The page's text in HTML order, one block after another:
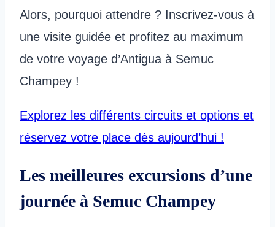
Alors, pourquoi attendre ? Inscrivez-vous à
une visite guidée et profitez au maximum
de votre voyage d’Antigua à Semuc
Champey !
Explorez les différents circuits et options et
réservez votre place dès aujourd’hui !
Les meilleures excursions d’une
journée à Semuc Champey